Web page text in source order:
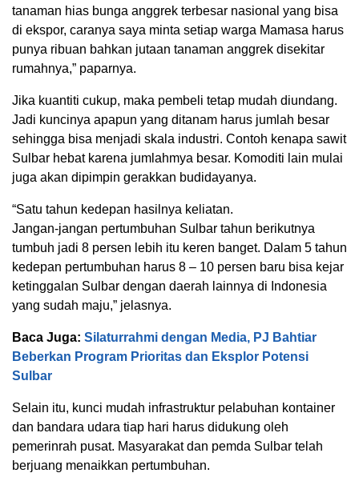
tanaman hias bunga anggrek terbesar nasional yang bisa
di ekspor, caranya saya minta setiap warga Mamasa harus
punya ribuan bahkan jutaan tanaman anggrek disekitar
rumahnya,” paparnya.
Jika kuantiti cukup, maka pembeli tetap mudah diundang.
Jadi kuncinya apapun yang ditanam harus jumlah besar
sehingga bisa menjadi skala industri. Contoh kenapa sawit
Sulbar hebat karena jumlahmya besar. Komoditi lain mulai
juga akan dipimpin gerakkan budidayanya.
“Satu tahun kedepan hasilnya keliatan.
Jangan-jangan pertumbuhan Sulbar tahun berikutnya
tumbuh jadi 8 persen lebih itu keren banget. Dalam 5 tahun
kedepan pertumbuhan harus 8 – 10 persen baru bisa kejar
ketinggalan Sulbar dengan daerah lainnya di Indonesia
yang sudah maju,” jelasnya.
Baca Juga: Silaturrahmi dengan Media, PJ Bahtiar
Beberkan Program Prioritas dan Eksplor Potensi
Sulbar
Selain itu, kunci mudah infrastruktur pelabuhan kontainer
dan bandara udara tiap hari harus didukung oleh
pemerinrah pusat. Masyarakat dan pemda Sulbar telah
berjuang menaikkan pertumbuhan.